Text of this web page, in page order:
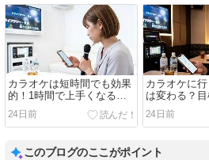
カラオケは短時間でも効果
的！1時間で上手くなる集
中練習術
24日前
カラオケに
は変わる？目
回数を解説
24日前
このブログのここがポイント